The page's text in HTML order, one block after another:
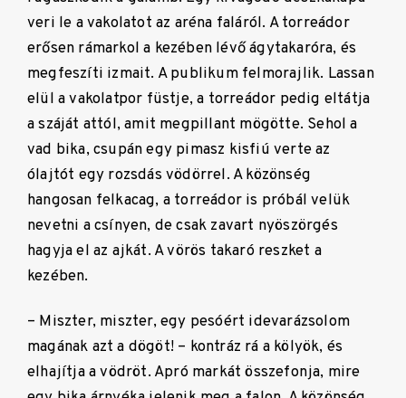
veri le a vakolatot az aréna faláról. A torreádor
erősen rámarkol a kezében lévő ágytakaróra, és
megfeszíti izmait. A publikum felmorajlik. Lassan
elül a vakolatpor füstje, a torreádor pedig eltátja
a száját attól, amit megpillant mögötte. Sehol a
vad bika, csupán egy pimasz kisfiú verte az
ólajtót egy rozsdás vödörrel. A közönség
hangosan felkacag, a torreádor is próbál velük
nevetni a csínyen, de csak zavart nyöszörgés
hagyja el az ajkát. A vörös takaró reszket a
kezében.
– Miszter, miszter, egy pesóért idevarázsolom
magának azt a dögöt! – kontráz rá a kölyök, és
elhajítja a vödröt. Apró markát összefonja, mire